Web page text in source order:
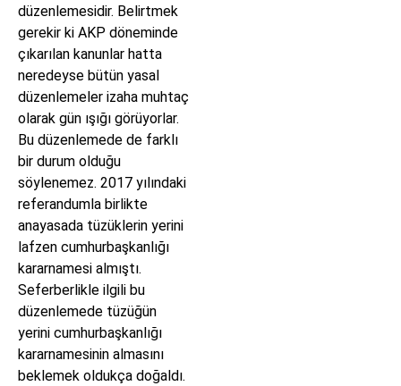
düzenlemesidir. Belirtmek
gerekir ki AKP döneminde
çıkarılan kanunlar hatta
neredeyse bütün yasal
düzenlemeler izaha muhtaç
olarak gün ışığı görüyorlar.
Bu düzenlemede de farklı
bir durum olduğu
söylenemez. 2017 yılındaki
referandumla birlikte
anayasada tüzüklerin yerini
lafzen cumhurbaşkanlığı
kararnamesi almıştı.
Seferberlikle ilgili bu
düzenlemede tüzüğün
yerini cumhurbaşkanlığı
kararnamesinin almasını
beklemek oldukça doğaldı.